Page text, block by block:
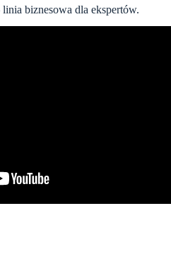
biznesowa dla ekspertów.